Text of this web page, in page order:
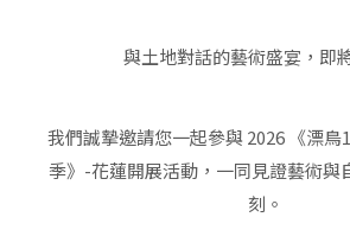
與土地對話的藝術盛宴，即
我們誠摯邀請您一起參與 2026 《漂
季》-花蓮開展活動，一同見證藝術與
刻。